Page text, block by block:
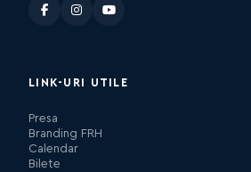
LINK-URI UTILE
Presa
Branding FRH
Calendar
Bilete